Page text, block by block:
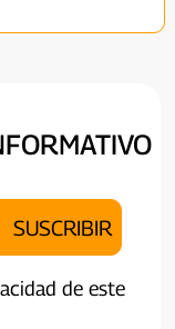
de este